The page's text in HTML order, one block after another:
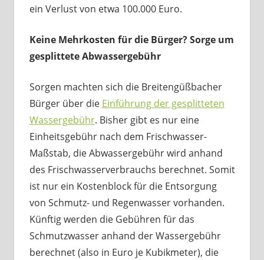
ein Verlust von etwa 100.000 Euro.
Keine Mehrkosten für die Bürger? Sorge um
gesplittete Abwassergebühr
Sorgen machten sich die Breitengüßbacher
Bürger über die Einführung der gesplitteten
Wassergebühr. Bisher gibt es nur eine
Einheitsgebühr nach dem Frischwasser-
Maßstab, die Abwassergebühr wird anhand
des Frischwasserverbrauchs berechnet. Somit
ist nur ein Kostenblock für die Entsorgung
von Schmutz- und Regenwasser vorhanden.
Künftig werden die Gebühren für das
Schmutzwasser anhand der Wassergebühr
berechnet (also in Euro je Kubikmeter), die